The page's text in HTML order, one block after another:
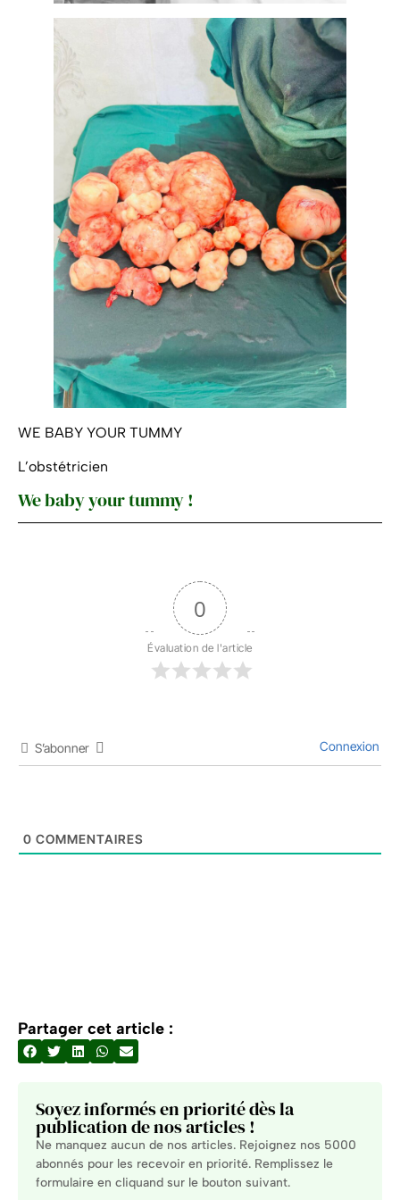
WE BABY YOUR TUMMY
L’obstétricien
We baby your tummy !
0
Évaluation de l'article
S’abonner Connexion
0 COMMENTAIRES
Partager cet article :
Soyez informés en priorité dès la
publication de nos articles !
Ne manquez aucun de nos articles. Rejoignez nos 5000
abonnés pour les recevoir en priorité. Remplissez le
formulaire en cliquand sur le bouton suivant.